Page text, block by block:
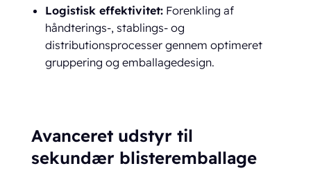
Logistisk effektivitet:Forenkling af
håndterings-, stablings- og
distributionsprocesser gennem optimeret
gruppering og emballagedesign.
Avanceret udstyr til
sekundær blisteremballage